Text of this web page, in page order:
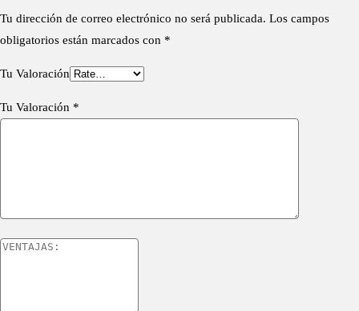
Tu dirección de correo electrónico no será publicada. Los campos
obligatorios están marcados con *
Tu Valoración
Tu Valoración *